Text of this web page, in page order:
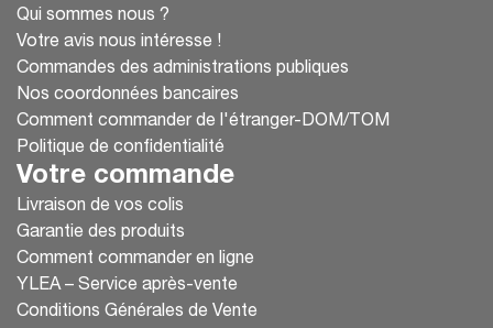
Qui sommes nous ?
Votre avis nous intéresse !
Commandes des administrations publiques
Nos coordonnées bancaires
Comment commander de l'étranger-DOM/TOM
Politique de confidentialité
Votre commande
Livraison de vos colis
Garantie des produits
Comment commander en ligne
YLEA – Service après-vente
Conditions Générales de Vente